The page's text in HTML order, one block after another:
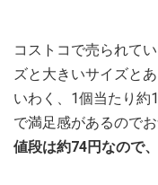
コストコで売られて
ズと大きいサイズと
いわく、1個当たり約
で満足感があるので
値段は約74円なので